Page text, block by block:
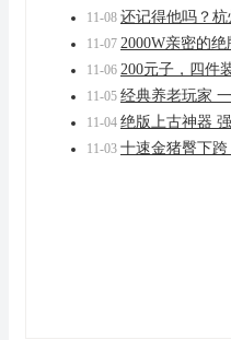
11-08 还记得他吗？
11-07 2000W亲密的
11-06 200元子，四件
11-05 经典养老玩家
11-04 绝版上古神器
11-03 十速金猪臀下